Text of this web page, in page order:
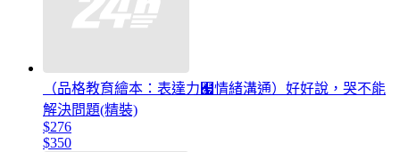
（品格教育繪本：表達力﹧情緒溝通）好好說，哭不能
解決問題(精裝)
$276
$350